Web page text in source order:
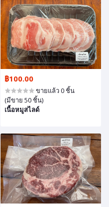
฿100.00
ขายแล้ว 0 ชิ้น
(มีขาย 50 ชิ้น)
เนื้อหมูสไลด์